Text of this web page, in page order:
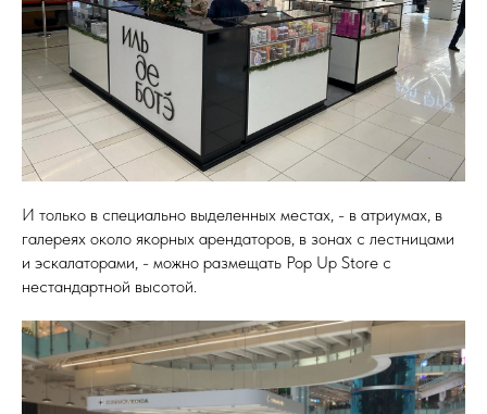
И только в специально выделенных местах, - в атриумах, в
галереях около якорных арендаторов, в зонах с лестницами
и эскалаторами, - можно размещать Pop Up Store с
нестандартной высотой.